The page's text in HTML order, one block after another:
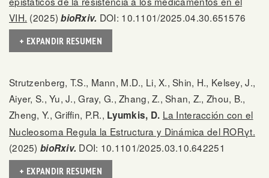
VIH. (2025)bioRxiv. DOI: 10.1101/2025.04.30.651576
+ EXPANDIR RESUMEN
Strutzenberg, T.S., Mann, M.D., Li, X., Shin, H., Kelsey, J.,
Aiyer, S., Yu, J., Gray, G., Zhang, Z., Shan, Z., Zhou, B.,
Zheng, Y., Griffin, P.R., Lyumkis, D. La Interacción con el
Nucleosoma Regula la Estructura y Dinámica del RORγt.
(2025) bioRxiv. DOI: 10.1101/2025.03.10.642251
+ EXPANDIR RESUMEN